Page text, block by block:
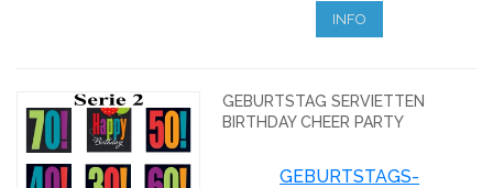
INFO
GEBURTSTAG SERVIETTEN
BIRTHDAY CHEER PARTY
GEBURTSTAGS-